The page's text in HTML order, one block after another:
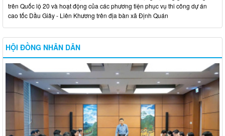
trên Quốc lộ 20 và hoạt động của các phương tiện phục vụ thi công dự án
cao tốc Dầu Giây - Liên Khương trên địa bàn xã Định Quán
HỘI ĐỒNG NHÂN DÂN